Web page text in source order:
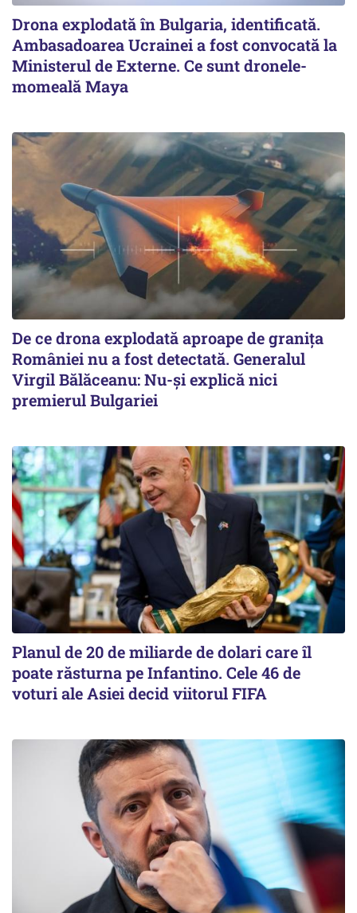
Drona explodată în Bulgaria, identificată.
Ambasadoarea Ucrainei a fost convocată la
Ministerul de Externe. Ce sunt dronele-
momeală Maya
De ce drona explodată aproape de granița
României nu a fost detectată. Generalul
Virgil Bălăceanu: Nu-și explică nici
premierul Bulgariei
Planul de 20 de miliarde de dolari care îl
poate răsturna pe Infantino. Cele 46 de
voturi ale Asiei decid viitorul FIFA